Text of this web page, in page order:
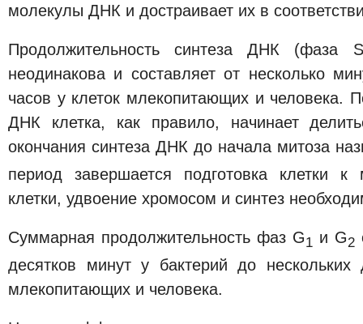
молекулы ДНК и достраивает их в
Продолжительность синтеза ДНК (фаза
неодинакова и составляет от несколько
часов у клеток млекопитающих и человека.
ДНК клетка, как правило, начинает
окончания синтеза ДНК до начала митоза
период завершается подготовка клетки к
клетки, удвоение хромосом и синтез
Суммарная продолжительность фаз G1 и G2
десятков минут у бактерий до нескольких
млекопитающих и человека.